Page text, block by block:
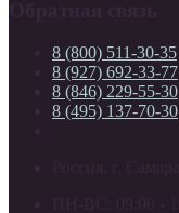
8 (800) 511-30-35
8 (927) 692-33-77
8 (846) 229-55-30
8 (495) 137-70-30